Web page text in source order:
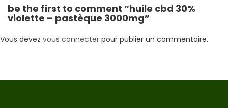
be the first to comment “huile cbd 30%
violette – pastèque 3000mg”
Vous devez vous connecter pour publier un commentaire.